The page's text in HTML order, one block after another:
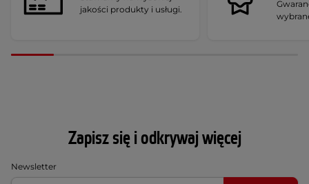
jakości produkty i usługi.
Zapisz się i odkrywaj więcej
Newsletter